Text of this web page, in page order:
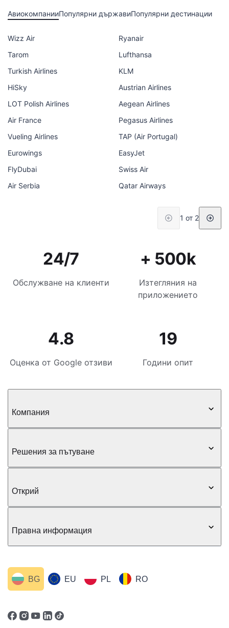
АвиокомпанииПопулярни държавиПопулярни дестинации
Wizz Air
Ryanair
Tarom
Lufthansa
Turkish Airlines
KLM
HiSky
Austrian Airlines
LOT Polish Airlines
Aegean Airlines
Air France
Pegasus Airlines
Vueling Airlines
TAP (Air Portugal)
Eurowings
EasyJet
FlyDubai
Swiss Air
Air Serbia
Qatar Airways
1 от 2
24/7
Обслужване на клиенти
+ 500k
Изтегляния на
приложението
4.8
Оценка от Google отзиви
19
Години опит
Компания
Решения за пътуване
Открий
Правна информация
EU
BG PL RO